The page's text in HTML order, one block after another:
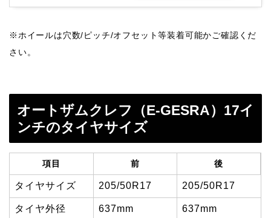
※ホイールは穴数/ピッチ/オフセット等装着可能かご確認くだ
さい。
オートザムクレフ（E-GESRA）17イ
ンチのタイヤサイズ
項目 前 後
タイヤサイズ 205/50R17 205/50R17
タイヤ外径 637mm 637mm